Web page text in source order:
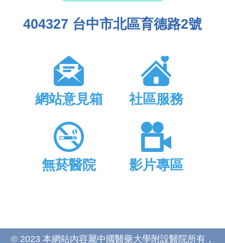
404327 台中市北區育德路2號
網站意見箱 社區服務
無菸醫院 影片專區
© 2023 本網站內容屬中國醫藥大學附設醫院所有，